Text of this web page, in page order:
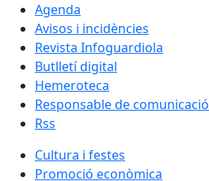
Agenda
Avisos i incidències
Revista Infoguardiola
Butlletí digital
Hemeroteca
Responsable de comunicació
Rss
Cultura i festes
Promoció econòmica